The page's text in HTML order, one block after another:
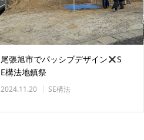
尾張旭市でパッシブデザイン
S
E構法地鎮祭
2024.11.20 SE構法